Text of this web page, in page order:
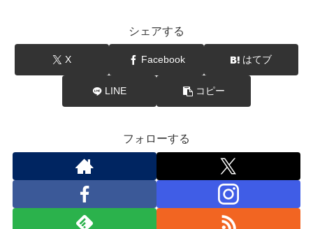
シェアする
X Facebook はてブ
LINE コピー
フォローする